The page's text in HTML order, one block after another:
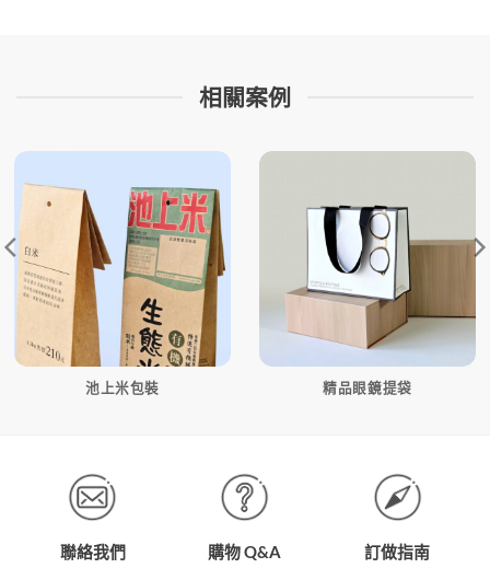
相關案例
池上米包裝 精品眼鏡提袋
聯絡我們
購物 Q&A
訂做指南